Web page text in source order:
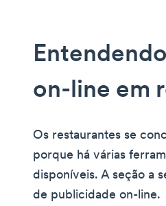
on-line em
Os restaurantes se
porque há várias
disponíveis. A seção a
de publicidade on-line.